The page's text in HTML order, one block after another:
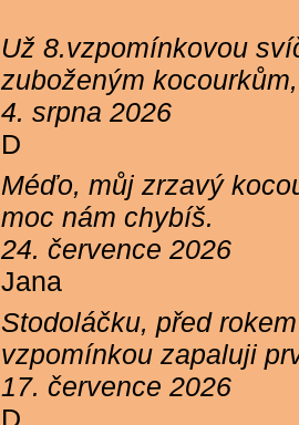
Už 8.vzpomínkovou
zuboženým
4. srpna 2026
D
Méďo, můj zrzavý
moc nám chybíš.
24. července 2026
Jana
Stodoláčku, před
vzpomínkou zapaluji
17. července 2026
D